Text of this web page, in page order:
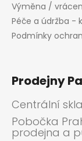
Výměna /
Péče a údržba -
Podmínky
Prodejny
Centrální
Pobočka
prodejna a